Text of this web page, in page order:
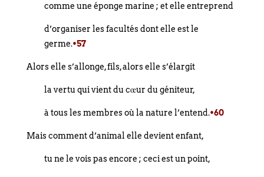
comme une éponge marine ; et elle entreprend
d’organiser les facultés dont elle est le
germe.•57
Alors elle s’allonge, fils, alors elle s’élargit
la vertu qui vient du cœur du géniteur,
à tous les membres où la nature l’entend.•60
Mais comment d’animal elle devient enfant,
tu ne le vois pas encore ; ceci est un point,